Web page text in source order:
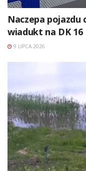
Naczepa pojazdu
wiadukt na DK 16
9 LIPCA 2026